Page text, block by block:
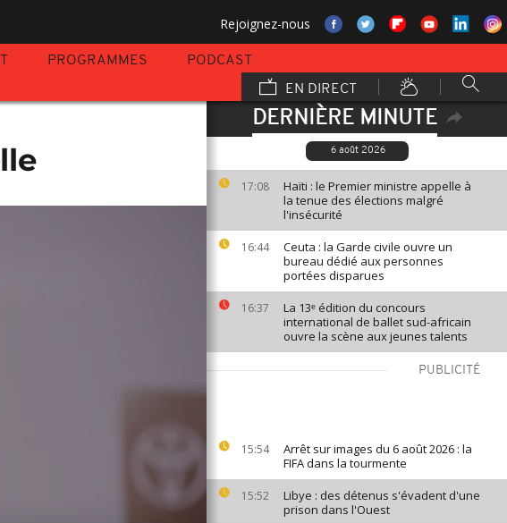
Rejoignez-nous
PROGRAMMES
PODCAST
EN DIRECT
DERNIÈRE MINUTE
6 août 2026
17:08
Haïti : le Premier ministre appelle à
la tenue des élections malgré
l'insécurité
16:44
Ceuta : la Garde civile ouvre un
bureau dédié aux personnes
portées disparues
16:37
La 13ᵉ édition du concours
international de ballet sud-africain
ouvre la scène aux jeunes talents
PUBLICITÉ
15:54
Arrêt sur images du 6 août 2026 : la
FIFA dans la tourmente
15:52
Libye : des détenus s'évadent d'une
prison dans l'Ouest